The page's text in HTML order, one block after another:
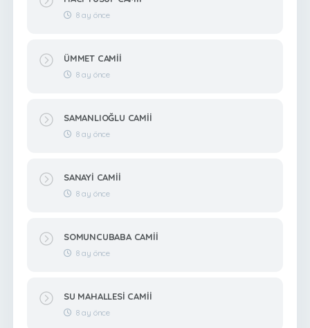
8 ay önce
ÜMMET CAMİİ
8 ay önce
SAMANLIOĞLU CAMİİ
8 ay önce
SANAYİ CAMİİ
8 ay önce
SOMUNCUBABA CAMİİ
8 ay önce
SU MAHALLESİ CAMİİ
8 ay önce